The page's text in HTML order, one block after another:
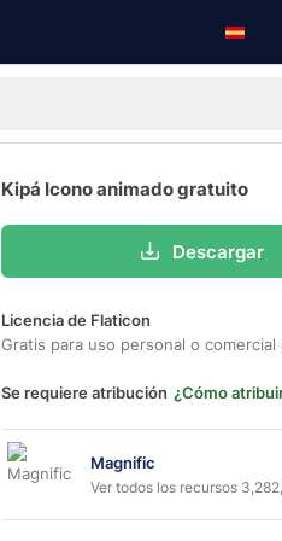
Kipá Icono animado gratuito
Descargar
Licencia de Flaticon
Gratis para uso personal o
Se requiere atribución ¿Cómo
Magnific
Ver todos los recursos